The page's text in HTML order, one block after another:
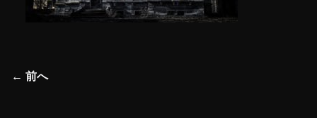
← 前へ